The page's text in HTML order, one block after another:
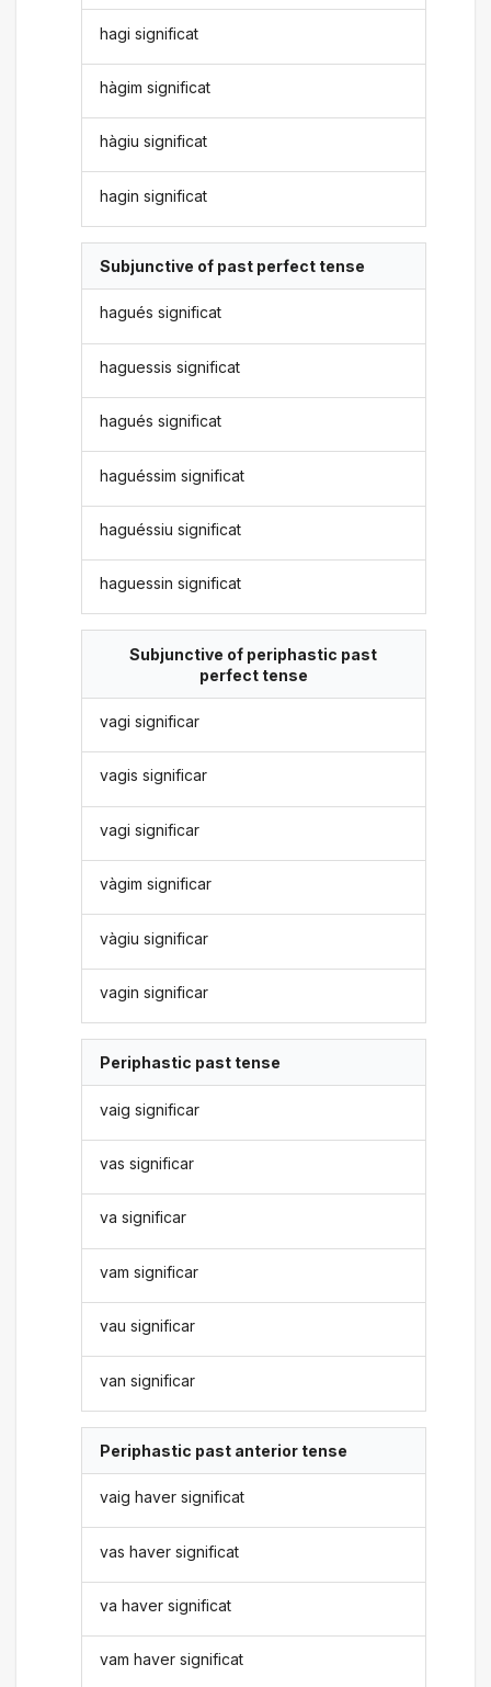
hagi significat
hàgim significat
hàgiu significat
hagin significat
Subjunctive of past perfect tense
hagués significat
haguessis significat
hagués significat
haguéssim significat
haguéssiu significat
haguessin significat
Subjunctive of periphastic past
perfect tense
vagi significar
vagis significar
vagi significar
vàgim significar
vàgiu significar
vagin significar
Periphastic past tense
vaig significar
vas significar
va significar
vam significar
vau significar
van significar
Periphastic past anterior tense
vaig haver significat
vas haver significat
va haver significat
vam haver significat